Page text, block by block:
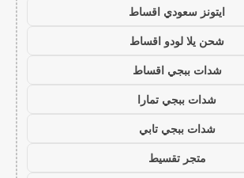
ايتونز سعودي اقساط
شحن يلا لودو اقساط
شدات ببجي اقساط
شدات ببجي تمارا
شدات ببجي تابي
متجر تقسيط